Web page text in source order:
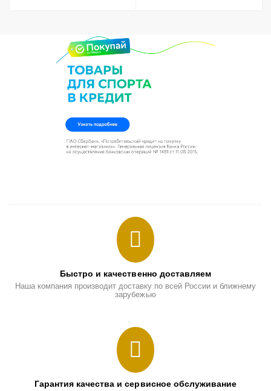
Быстро и качественно доставляем
Наша компания производит доставку по всей России и ближнему
зарубежью
Гарантия качества и сервисное обслуживание